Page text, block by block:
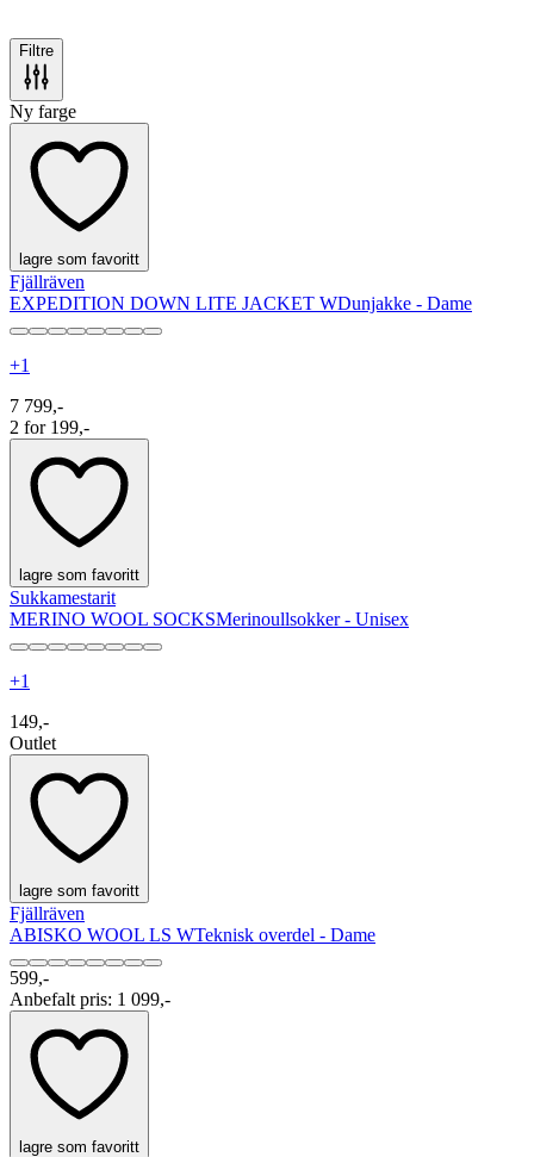
Filtre
Ny farge
lagre som favoritt
Fjällräven
EXPEDITION DOWN LITE JACKET WDunjakke - Dame
+1
7 799,-
2 for 199,-
lagre som favoritt
Sukkamestarit
MERINO WOOL SOCKSMerinoullsokker - Unisex
+1
149,-
Outlet
lagre som favoritt
Fjällräven
ABISKO WOOL LS WTeknisk overdel - Dame
599,-
Anbefalt pris: 1 099,-
lagre som favoritt